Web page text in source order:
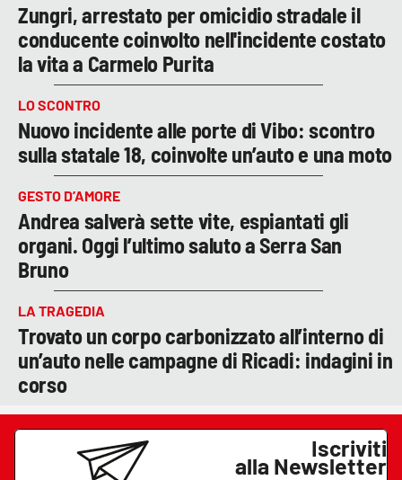
Zungri, arrestato per omicidio stradale il
conducente coinvolto nell'incidente costato
la vita a Carmelo Purita
LO SCONTRO
Nuovo incidente alle porte di Vibo: scontro
sulla statale 18, coinvolte un’auto e una moto
GESTO D’AMORE
Andrea salverà sette vite, espiantati gli
organi. Oggi l’ultimo saluto a Serra San
Bruno
LA TRAGEDIA
Trovato un corpo carbonizzato all’interno di
un’auto nelle campagne di Ricadi: indagini in
corso
Iscriviti
alla Newsletter